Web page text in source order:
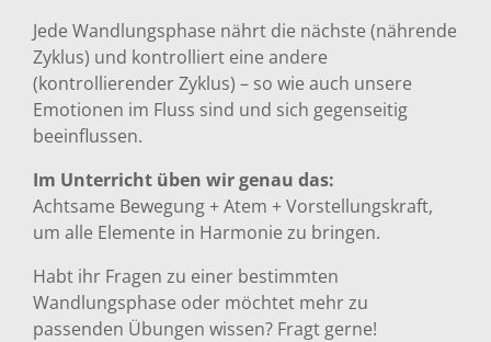
Jede Wandlungsphase nährt die nächste (nährende
Zyklus) und kontrolliert eine andere
(kontrollierender Zyklus) – so wie auch unsere
Emotionen im Fluss sind und sich gegenseitig
beeinflussen.
Im Unterricht üben wir genau das:
Achtsame Bewegung + Atem + Vorstellungskraft,
um alle Elemente in Harmonie zu bringen.
Habt ihr Fragen zu einer bestimmten
Wandlungsphase oder möchtet mehr zu
passenden Übungen wissen? Fragt gerne!